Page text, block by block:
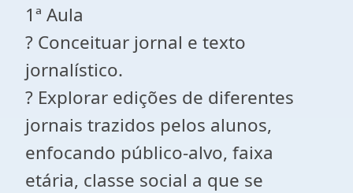
1ª Aula
? Conceituar jornal e texto
jornalístico.
? Explorar edições de diferentes
jornais trazidos pelos alunos,
enfocando público-alvo, faixa
etária, classe social a que se